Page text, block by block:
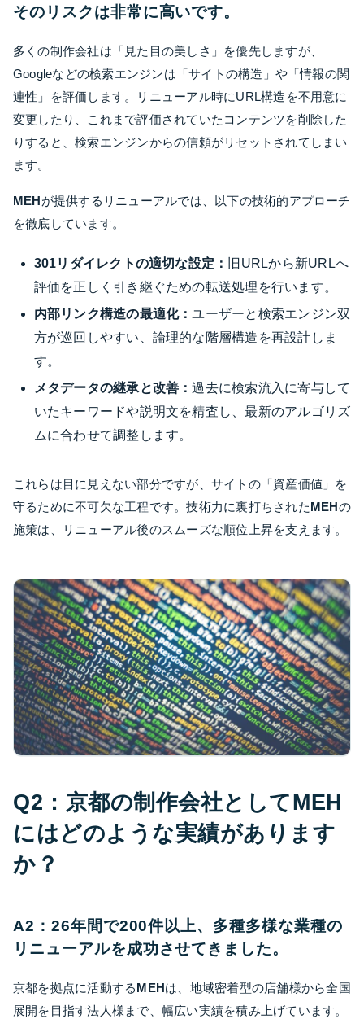
そのリスクは非常に高いです。
多くの制作会社は「見た目の美しさ」を優先しますが、
Googleなどの検索エンジンは「サイトの構造」や「情報の関
連性」を評価します。リニューアル時にURL構造を不用意に
変更したり、これまで評価されていたコンテンツを削除した
りすると、検索エンジンからの信頼がリセットされてしまい
ます。
MEHが提供するリニューアルでは、以下の技術的アプローチ
を徹底しています。
301リダイレクトの適切な設定：
旧URLから新URLへ
評価を正しく引き継ぐための転送処理を行います。
内部リンク構造の最適化：ユーザーと検索エンジン双
方が巡回しやすい、論理的な階層構造を再設計しま
す。
メタデータの継承と改善：過去に検索流入に寄与して
いたキーワードや説明文を精査し、最新のアルゴリズ
ムに合わせて調整します。
これらは目に見えない部分ですが、サイトの「資産価値」を
守るために不可欠な工程です。技術力に裏打ちされたMEHの
施策は、リニューアル後のスムーズな順位上昇を支えます。
Q2：京都の制作会社としてMEH
にはどのような実績があります
か？
A2：26年間で200件以上、多種多様な業種の
リニューアルを成功させてきました。
京都を拠点に活動するMEHは、地域密着型の店舗様から全国
展開を目指す法人様まで、幅広い実績を積み上げています。